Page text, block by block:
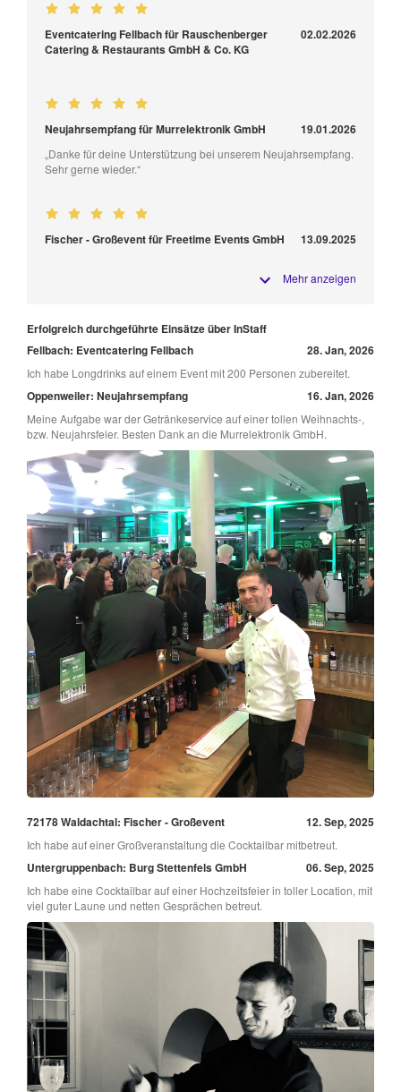
Eventcatering Fellbach für Rauschenberger
Catering & Restaurants GmbH & Co. KG
02.02.2026
Neujahrsempfang für Murrelektronik GmbH 19.01.2026
„Danke für deine Unterstützung bei unserem Neujahrsempfang.
Sehr gerne wieder.“
Fischer - Großevent für Freetime Events GmbH 13.09.2025
Mehr anzeigen
Erfolgreich durchgeführte Einsätze über InStaff
Fellbach: Eventcatering Fellbach
28. Jan, 2026
Ich habe Longdrinks auf einem Event mit 200 Personen zubereitet.
Oppenweiler: Neujahrsempfang 16. Jan, 2026
Meine Aufgabe war der Getränkeservice auf einer tollen Weihnachts-,
bzw. Neujahrsfeier. Besten Dank an die Murrelektronik GmbH.
72178 Waldachtal: Fischer - Großevent 12. Sep, 2025
Ich habe auf einer Großveranstaltung die Cocktailbar mitbetreut.
Untergruppenbach: Burg Stettenfels GmbH 06. Sep, 2025
Ich habe eine Cocktailbar auf einer Hochzeitsfeier in toller Location, mit
viel guter Laune und netten Gesprächen betreut.